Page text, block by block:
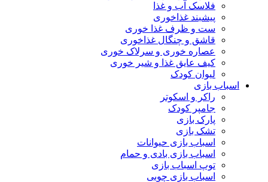
فلاسک آب و غذا
پیشبند غذاخوری
ست و ظرف غذا خوری
قاشق و چنگال غذاخوری
عصاره خوری و سرلاک خوری
کیف عایق غذا و شیر خوری
لیوان کودک
اسباب بازی
راکر و اسکوتر
جامپر کودک
پارک بازی
تشک بازی
اسباب بازی حیوانات
اسباب بازی بادی و حمام
توپ اسباب بازی
اسباب بازی چوبی